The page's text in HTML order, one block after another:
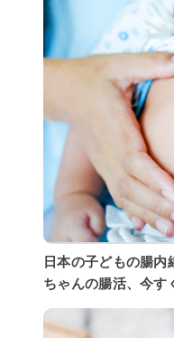
日本の子どもの腸
ちゃんの腸活、今す